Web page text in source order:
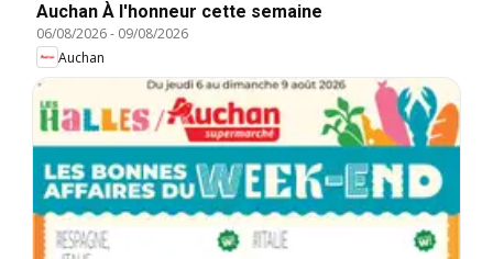
Auchan À l'honneur cette semaine
06/08/2026- 09/08/2026
Auchan